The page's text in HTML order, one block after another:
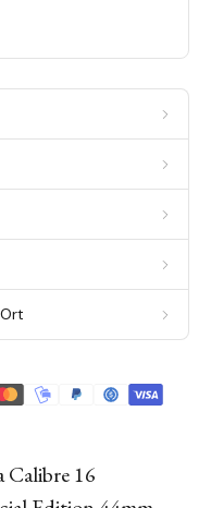
Calibre 16